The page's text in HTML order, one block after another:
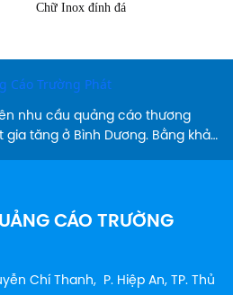
Chữ Inox đính đá
nhu cầu quảng cáo thương
tăng ở Bình Dương. Bằng khả
CÁO TRƯỜNG
Chí Thanh, P. Hiệp An, TP. Thủ